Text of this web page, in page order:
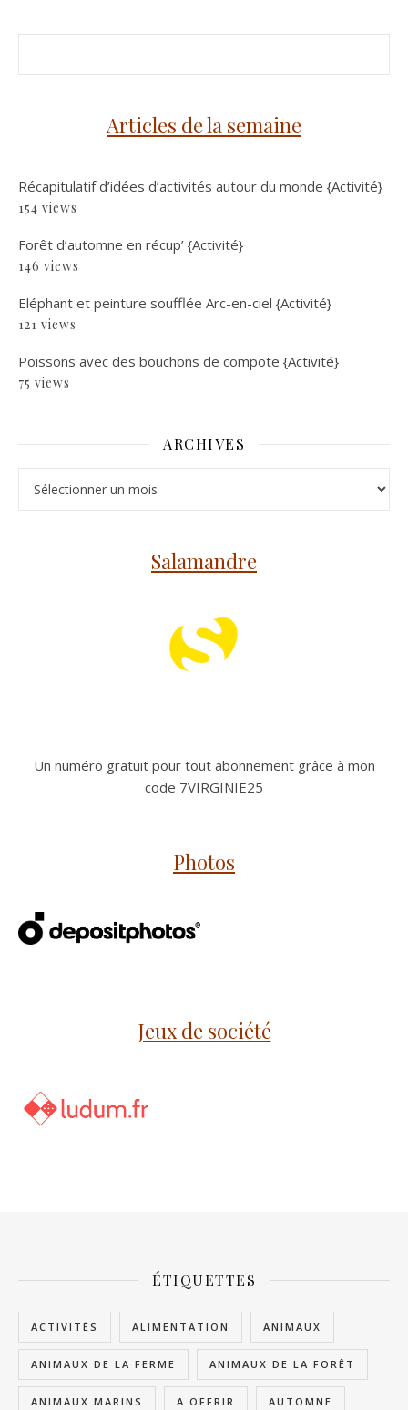
Articles de la semaine
Récapitulatif d’idées d’activités autour du monde {Activité}
154 views
Forêt d’automne en récup’ {Activité}
146 views
Eléphant et peinture soufflée Arc-en-ciel {Activité}
121 views
Poissons avec des bouchons de compote {Activité}
75 views
ARCHIVES
Salamandre
Un numéro gratuit pour tout abonnement grâce à mon
code 7VIRGINIE25
Photos
Jeux de société
ÉTIQUETTES
ACTIVITÉS ALIMENTATION ANIMAUX
ANIMAUX DE LA FERME ANIMAUX DE LA FORÊT
ANIMAUX MARINS A OFFRIR AUTOMNE